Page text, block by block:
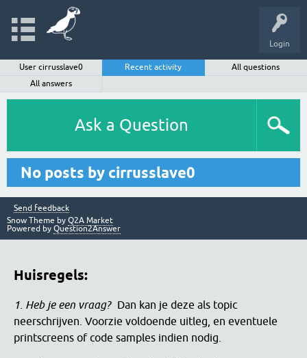
Login
User cirrusslave0 Recent activity
All questions
All answers
Ask a Question
No posts by cirrusslave0
Send feedback
Snow Theme by Q2A Market
Powered by Question2Answer
Huisregels:
1. Heb je een vraag?
Dan kan je deze als topic
neerschrijven. Voorzie voldoende uitleg, en eventuele
printscreens of code samples indien nodig.